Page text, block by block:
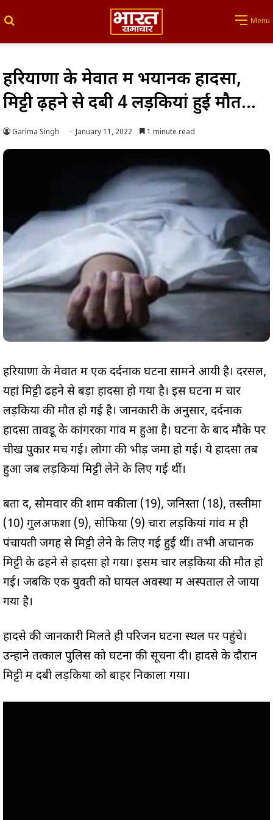
Menu
हरियाणा के मेवात में भयानक हादसा,
मिट्टी ढ़हने से दबी 4 लड़कियां हुई मौत…
Garima Singh January 11, 2022 1 minute read
हरियाणा के मेवात में एक दर्दनाक घटना सामने आयी है। दरसल,
यहां मिट्टी ढहने से बड़ा हादसा हो गया है। इस घटना में चार
लड़कियों की मौत हो गई है। जानकारी के अनुसार, दर्दनाक
हादसा तावडू के कांगरका गांव में हुआ है। घटना के बाद मौके पर
चीख पुकार मच गई। लोगों की भीड़ जमा हो गई। ये हादसा तब
हुआ जब लड़कियां मिट्टी लेने के लिए गई थीं।
बता दें, सोमवार की शाम वकीला (19), जनिस्ता (18), तस्लीमा
(10) गुलअफशा (9), सोफिया (9) चारों लड़कियां गांव में ही
पंचायती जगह से मिट्टी लेने के लिए गई हुईं थीं। तभी अचानक
मिट्टी के ढहने से हादसा हो गया। इसमें चार लड़कियों की मौत हो
गई। जबकि एक युवती को घायल अवस्था में अस्पताल ले जाया
गया है।
हादसे की जानकारी मिलते ही परिजन घटना स्थल पर पहुंचे।
उन्होंने तत्काल पुलिस को घटना की सूचना दी। हादसे के दौरान
मिट्टी में दबी लड़कियों को बाहर निकाला गया।